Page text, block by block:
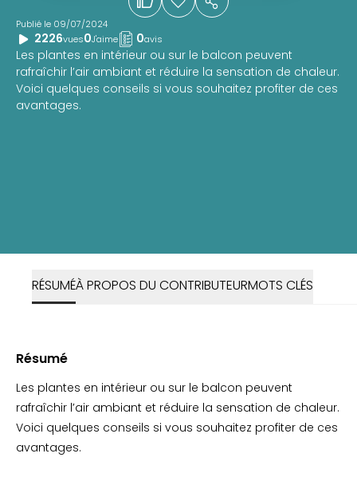
Publié le 09/07/2024
2226vues0J'aime 0avis
Les plantes en intérieur ou sur le balcon peuvent
rafraîchir l’air ambiant et réduire la sensation de chaleur.
Voici quelques conseils si vous souhaitez profiter de ces
avantages.
RÉSUMÉÀ PROPOS DU CONTRIBUTEURMOTS CLÉS
Résumé
Les plantes en intérieur ou sur le balcon peuvent
rafraîchir l’air ambiant et réduire la sensation de chaleur.
Voici quelques conseils si vous souhaitez profiter de ces
avantages.